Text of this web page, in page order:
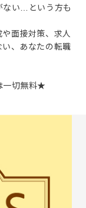
ない…という方も
面接対策、求人
、あなたの転職
一切無料★